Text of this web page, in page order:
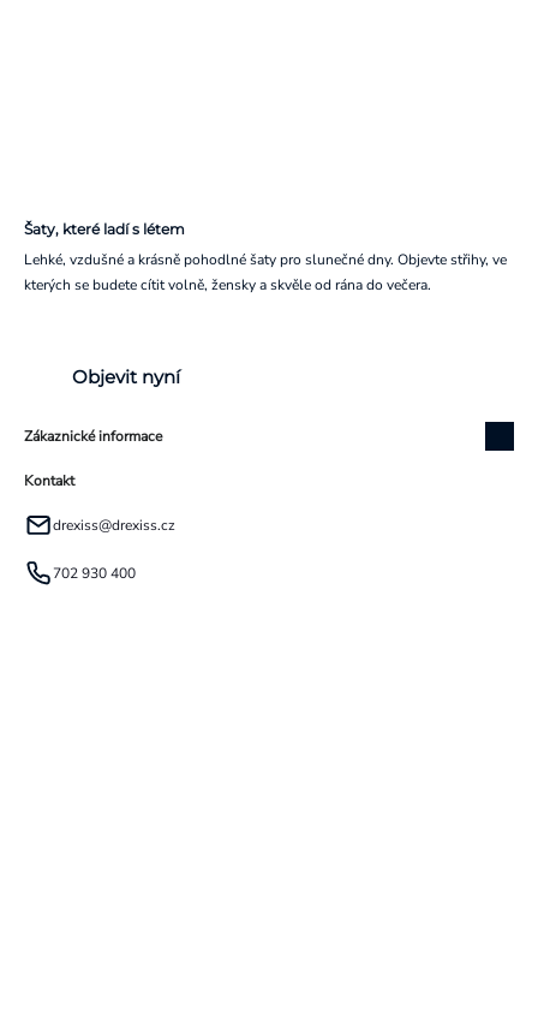
Šaty, které ladí s létem
Lehké, vzdušné a krásně pohodlné šaty pro slunečné dny. Objevte střihy, ve
kterých se budete cítit volně, žensky a skvěle od rána do večera.
Objevit nyní
Zákaznické informace
Kontakt
drexiss@drexiss.cz
702 930 400